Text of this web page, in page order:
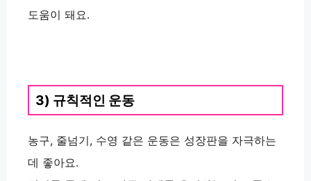
도움이 돼요.
3) 규칙적인 운동
농구, 줄넘기, 수영 같은 운동은 성장판을 자극하는
데 좋아요.